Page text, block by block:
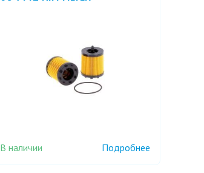
В наличии Подробнее